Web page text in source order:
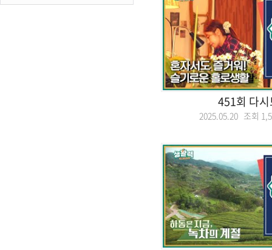
451회 다
2025.05.20 조회